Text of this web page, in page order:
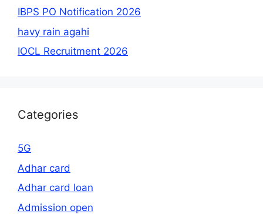
IBPS PO Notification 2026
havy rain agahi
IOCL Recruitment 2026
Categories
5G
Adhar card
Adhar card loan
Admission open